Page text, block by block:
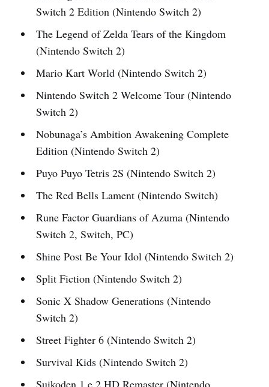
Switch 2 Edition (Nintendo Switch 2)
The Legend of Zelda Tears of the Kingdom
(Nintendo Switch 2)
Mario Kart World (Nintendo Switch 2)
Nintendo Switch 2 Welcome Tour (Nintendo
Switch 2)
Nobunaga’s Ambition Awakening Complete
Edition (Nintendo Switch 2)
Puyo Puyo Tetris 2S (Nintendo Switch 2)
The Red Bells Lament (Nintendo Switch)
Rune Factor Guardians of Azuma (Nintendo
Switch 2, Switch, PC)
Shine Post Be Your Idol (Nintendo Switch 2)
Split Fiction (Nintendo Switch 2)
Sonic X Shadow Generations (Nintendo
Switch 2)
Street Fighter 6 (Nintendo Switch 2)
Survival Kids (Nintendo Switch 2)
Suikoden 1 e 2 HD Remaster (Nintendo